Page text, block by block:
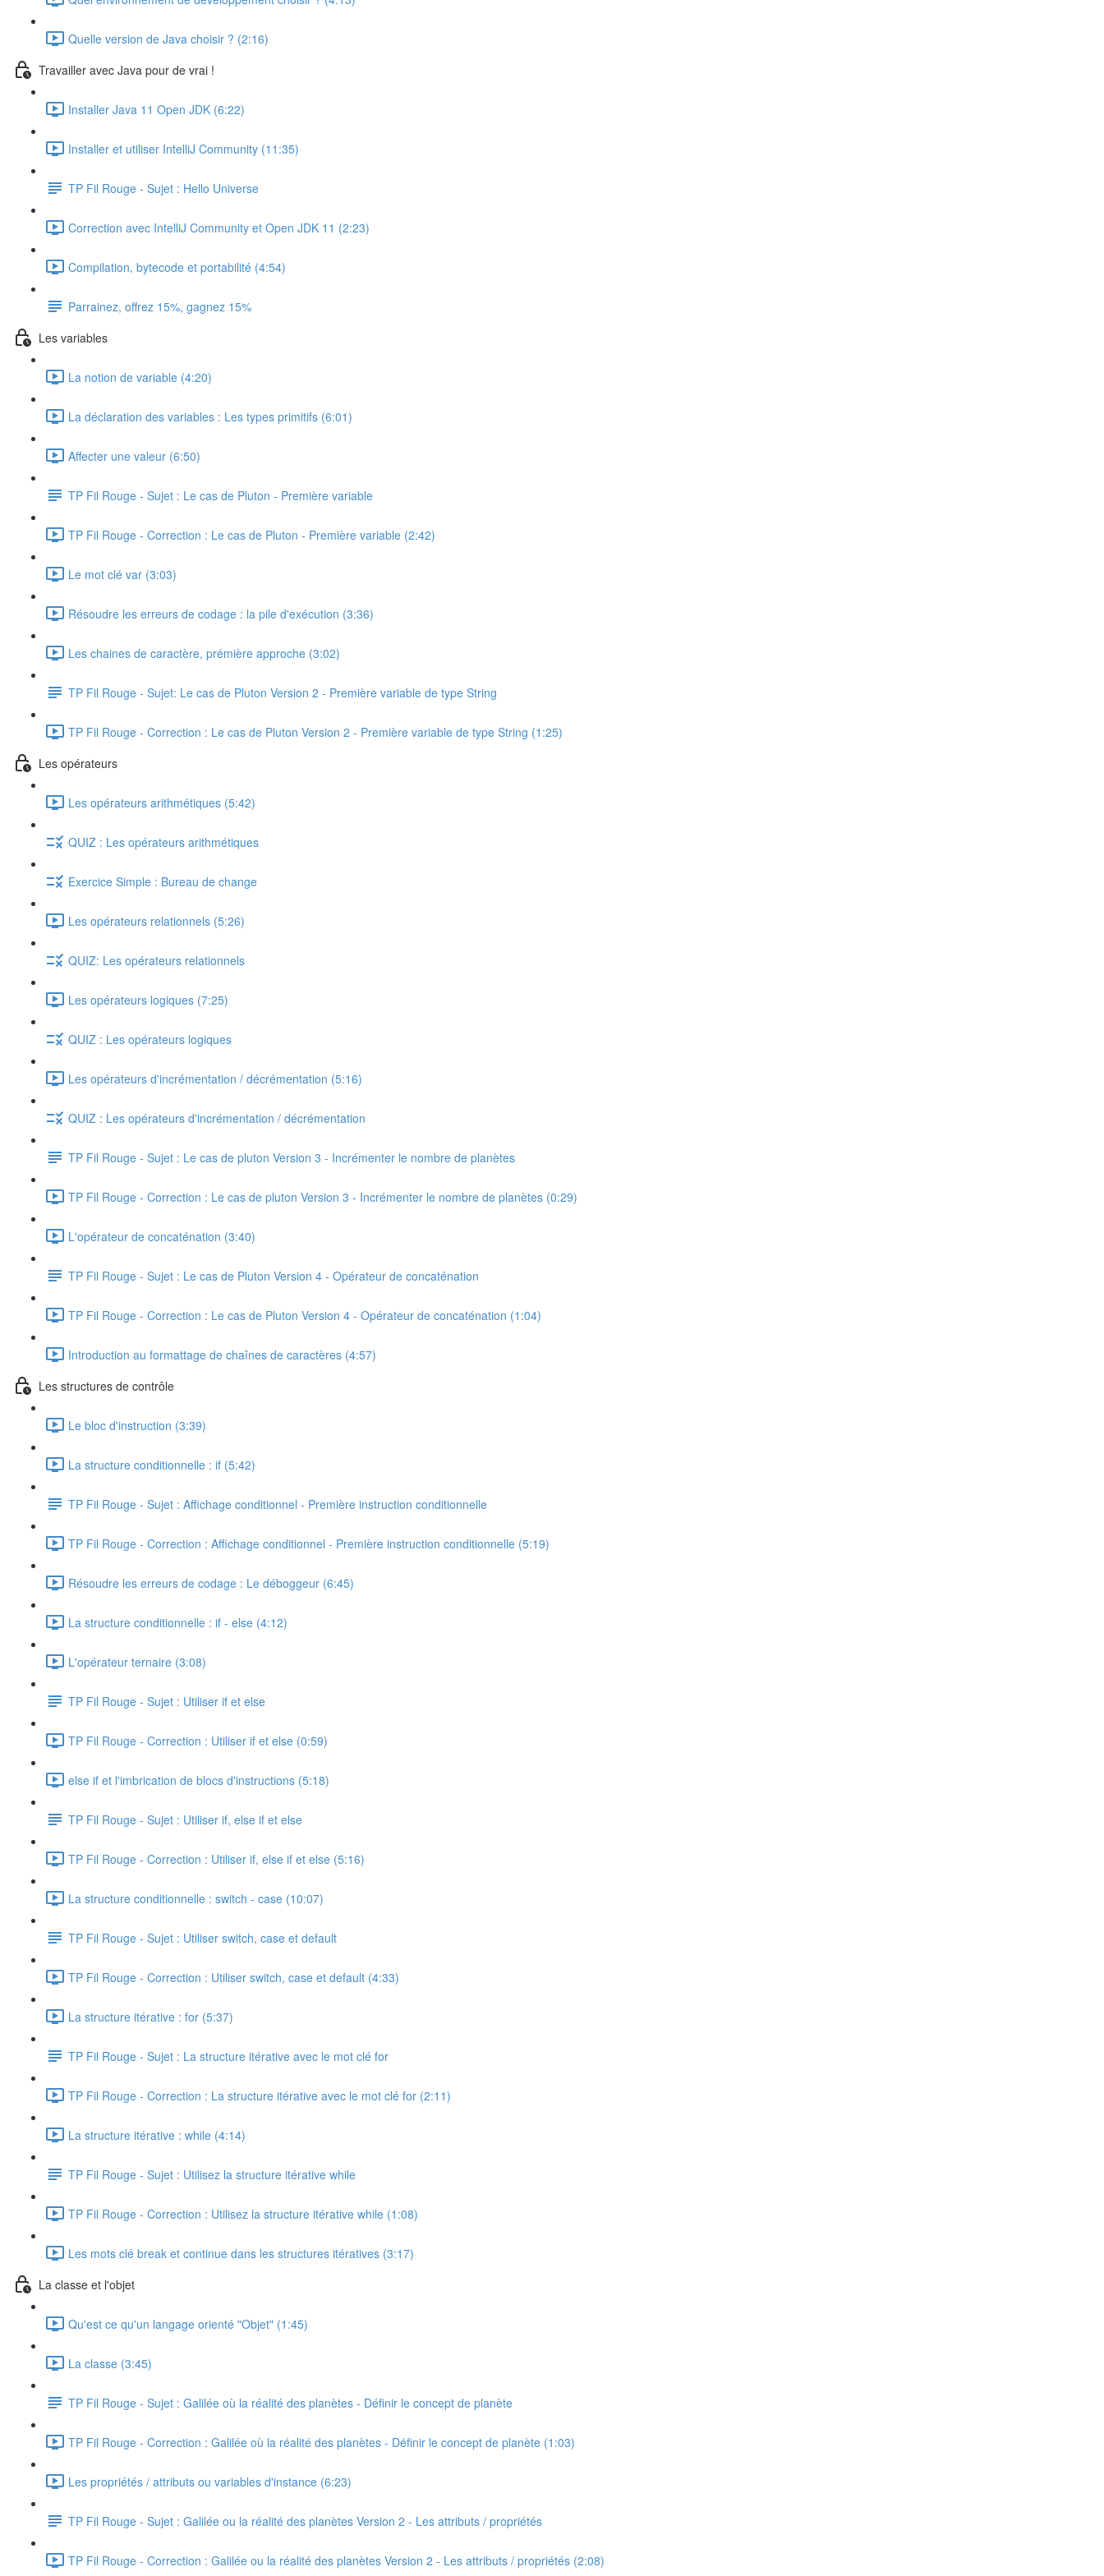
Quelle version de Java choisir ? (2:16)
Travailler avec Java pour de vrai !
Installer Java 11 Open JDK (6:22)
Installer et utiliser IntelliJ Community (11:35)
TP Fil Rouge - Sujet : Hello Universe
Correction avec IntelliJ Community et Open JDK 11 (2:23)
Compilation, bytecode et portabilité (4:54)
Parrainez, offrez 15%, gagnez 15%
Les variables
La notion de variable (4:20)
La déclaration des variables : Les types primitifs (6:01)
Affecter une valeur (6:50)
TP Fil Rouge - Sujet : Le cas de Pluton - Première variable
TP Fil Rouge - Correction : Le cas de Pluton - Première variable (2:42)
Le mot clé var (3:03)
Résoudre les erreurs de codage : la pile d'exécution (3:36)
Les chaines de caractère, prémière approche (3:02)
TP Fil Rouge - Sujet: Le cas de Pluton Version 2 - Première variable de type String
TP Fil Rouge - Correction : Le cas de Pluton Version 2 - Première variable de type String (1:25)
Les opérateurs
Les opérateurs arithmétiques (5:42)
QUIZ : Les opérateurs arithmétiques
Exercice Simple : Bureau de change
Les opérateurs relationnels (5:26)
QUIZ: Les opérateurs relationnels
Les opérateurs logiques (7:25)
QUIZ : Les opérateurs logiques
Les opérateurs d'incrémentation / décrémentation (5:16)
QUIZ : Les opérateurs d'incrémentation / décrémentation
TP Fil Rouge - Sujet : Le cas de pluton Version 3 - Incrémenter le nombre de planètes
TP Fil Rouge - Correction : Le cas de pluton Version 3 - Incrémenter le nombre de planètes (0:29)
L'opérateur de concaténation (3:40)
TP Fil Rouge - Sujet : Le cas de Pluton Version 4 - Opérateur de concaténation
TP Fil Rouge - Correction : Le cas de Pluton Version 4 - Opérateur de concaténation (1:04)
Introduction au formattage de chaînes de caractères (4:57)
Les structures de contrôle
Le bloc d'instruction (3:39)
La structure conditionnelle : if (5:42)
TP Fil Rouge - Sujet : Affichage conditionnel - Première instruction conditionnelle
TP Fil Rouge - Correction : Affichage conditionnel - Première instruction conditionnelle (5:19)
Résoudre les erreurs de codage : Le déboggeur (6:45)
La structure conditionnelle : if - else (4:12)
L'opérateur ternaire (3:08)
TP Fil Rouge - Sujet : Utiliser if et else
TP Fil Rouge - Correction : Utiliser if et else (0:59)
else if et l'imbrication de blocs d'instructions (5:18)
TP Fil Rouge - Sujet : Utiliser if, else if et else
TP Fil Rouge - Correction : Utiliser if, else if et else (5:16)
La structure conditionnelle : switch - case (10:07)
TP Fil Rouge - Sujet : Utiliser switch, case et default
TP Fil Rouge - Correction : Utiliser switch, case et default (4:33)
La structure itérative : for (5:37)
TP Fil Rouge - Sujet : La structure itérative avec le mot clé for
TP Fil Rouge - Correction : La structure itérative avec le mot clé for (2:11)
La structure itérative : while (4:14)
TP Fil Rouge - Sujet : Utilisez la structure itérative while
TP Fil Rouge - Correction : Utilisez la structure itérative while (1:08)
Les mots clé break et continue dans les structures itératives (3:17)
La classe et l'objet
Qu'est ce qu'un langage orienté "Objet" (1:45)
La classe (3:45)
TP Fil Rouge - Sujet : Galilée où la réalité des planètes - Définir le concept de planète
TP Fil Rouge - Correction : Galilée où la réalité des planètes - Définir le concept de planète (1:03)
Les propriétés / attributs ou variables d'instance (6:23)
TP Fil Rouge - Sujet : Galilée ou la réalité des planètes Version 2 - Les attributs / propriétés
TP Fil Rouge - Correction : Galilée ou la réalité des planètes Version 2 - Les attributs / propriétés (2:08)